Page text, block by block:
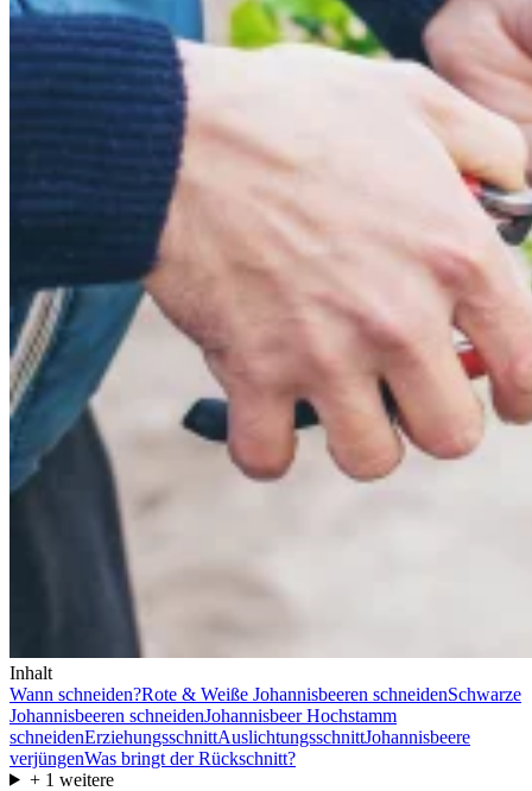
Inhalt
Wann schneiden?Rote & Weiße Johannisbeeren schneidenSchwarze
Johannisbeeren schneidenJohannisbeer Hochstamm
schneidenErziehungsschnittAuslichtungsschnittJohannisbeere
verjüngenWas bringt der Rückschnitt?
+ 1 weitere